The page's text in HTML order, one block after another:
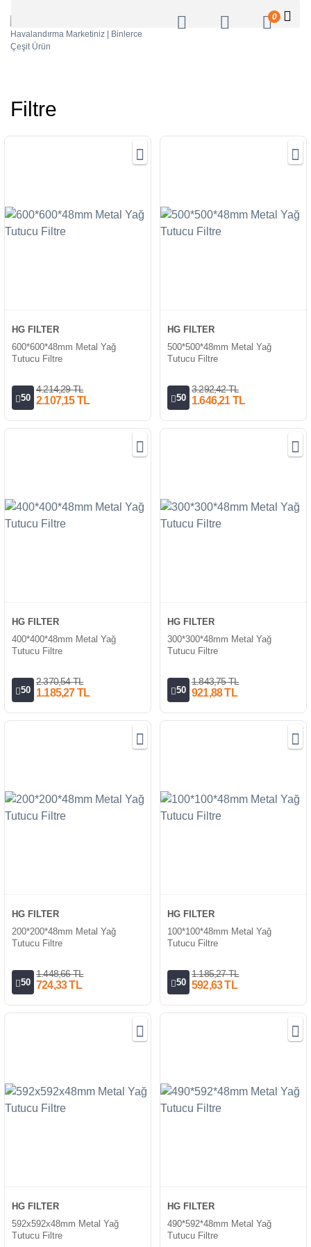
0
Filtre
HG FILTER
600*600*48mm Metal Yağ
Tutucu Filtre
50
4.214,29 TL
2.107,15 TL
HG FILTER
500*500*48mm Metal Yağ
Tutucu Filtre
50
3.292,42 TL
1.646,21 TL
HG FILTER
400*400*48mm Metal Yağ
Tutucu Filtre
50
2.370,54 TL
1.185,27 TL
HG FILTER
300*300*48mm Metal Yağ
Tutucu Filtre
50
1.843,75 TL
921,88 TL
HG FILTER
200*200*48mm Metal Yağ
Tutucu Filtre
50
1.448,66 TL
724,33 TL
HG FILTER
100*100*48mm Metal Yağ
Tutucu Filtre
50
1.185,27 TL
592,63 TL
HG FILTER
592x592x48mm Metal Yağ
Tutucu Filtre
HG FILTER
490*592*48mm Metal Yağ
Tutucu Filtre